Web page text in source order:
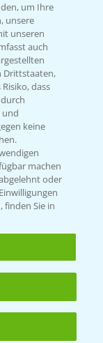
mit
im
um Ihre
unsere
unseren
auch
Drittstaaten,
dass
und
keine
machen
oder
finden Sie in